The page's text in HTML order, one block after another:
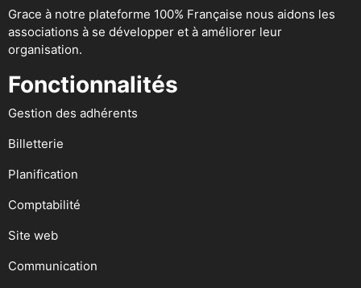
Grace à notre plateforme 100% Française nous aidons les
associations à se développer et à améliorer leur
organisation.
Fonctionnalités
Gestion des adhérents
Billetterie
Planification
Comptabilité
Site web
Communication